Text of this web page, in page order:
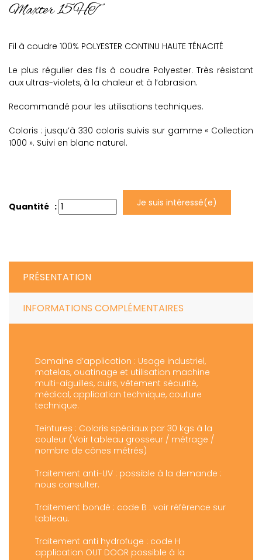
Maxter 15HT
Fil à coudre 100% POLYESTER CONTINU HAUTE TÉNACITÉ
Le plus régulier des fils à coudre Polyester. Très résistant
aux ultras-violets, à la chaleur et à l’abrasion.
Recommandé pour les utilisations techniques.
Coloris : jusqu’à 330 coloris suivis sur gamme « Collection
1000 ». Suivi en blanc naturel.
Quantité : Je suis intéressé(e)
PRÉSENTATION
INFORMATIONS COMPLÉMENTAIRES
Domaine d’application : Usage industriel,
matelas, ouatinage et utilisation machine
multi-aiguilles, cuirs, vêtement sécurité,
médical, application technique, couture
technique.
Teintures : Coloris spéciaux par 30 kgs à la
couleur (Voir tableau grosseur / métrage /
nombre de cônes métrés)
Traitement anti-UV : possible à la demande :
nous consulter.
Traitement bondé : code B : voir référence sur
tableau.
Traitement anti hydrofuge : code H
application OUT DOOR possible à la